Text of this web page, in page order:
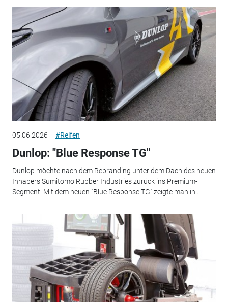
05.06.2026 #Reifen
Dunlop: "Blue Response TG"
Dunlop möchte nach dem Rebranding unter dem Dach des neuen
Inhabers Sumitomo Rubber Industries zurück ins Premium-
Segment. Mit dem neuen "Blue Response TG" zeigte man in...